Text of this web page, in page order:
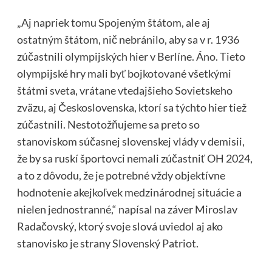
„Aj napriek tomu Spojeným štátom, ale aj
ostatným štátom, nič nebránilo, aby sa v r. 1936
zúčastnili olympijských hier v Berlíne. Áno. Tieto
olympijské hry mali byť bojkotované všetkými
štátmi sveta, vrátane vtedajšieho Sovietskeho
zväzu, aj Československa, ktorí sa týchto hier tiež
zúčastnili. Nestotožňujeme sa preto so
stanoviskom súčasnej slovenskej vlády v demisii,
že by sa ruskí športovci nemali zúčastniť OH 2024,
a to z dôvodu, že je potrebné vždy objektívne
hodnotenie akejkoľvek medzinárodnej situácie a
nielen jednostranné,“ napísal na záver Miroslav
Radačovský, ktorý svoje slová uviedol aj ako
stanovisko je strany Slovenský Patriot.